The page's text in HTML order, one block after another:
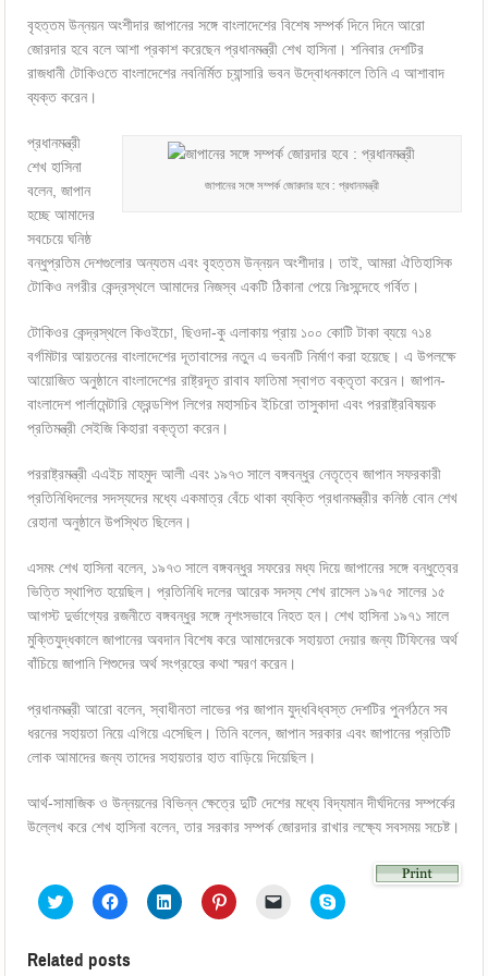
বৃহত্তম উন্নয়ন অংশীদার জাপানের সঙ্গে বাংলাদেশের বিশেষ সম্পর্ক দিনে দিনে আরো
জোরদার হবে বলে আশা প্রকাশ করেছেন প্রধানমন্ত্রী শেখ হাসিনা। শনিবার দেশটির
রাজধানী টোকিওতে বাংলাদেশের নবনির্মিত চ্যান্সারি ভবন উদ্বোধনকালে তিনি এ আশাবাদ
ব্যক্ত করেন।
জাপানের সঙ্গে সম্পর্ক জোরদার হবে : প্রধানমন্ত্রী
প্রধানমন্ত্রী
শেখ হাসিনা
বলেন, জাপান
হচ্ছে আমাদের
সবচেয়ে ঘনিষ্ঠ
বন্ধুপ্রতিম দেশগুলোর অন্যতম এবং বৃহত্তম উন্নয়ন অংশীদার। তাই, আমরা ঐতিহাসিক
টোকিও নগরীর কেন্দ্রস্থলে আমাদের নিজস্ব একটি ঠিকানা পেয়ে নিঃসন্দেহে গর্বিত।
টোকিওর কেন্দ্রস্থলে কিওইচো, ছিওদা-কু এলাকায় প্রায় ১০০ কোটি টাকা ব্যয়ে ৭১৪
বর্গমিটার আয়তনের বাংলাদেশের দূতাবাসের নতুন এ ভবনটি নির্মাণ করা হয়েছে। এ উপলক্ষে
আয়োজিত অনুষ্ঠানে বাংলাদেশের রাষ্ট্রদূত রাবাব ফাতিমা স্বাগত বক্তৃতা করেন। জাপান-
বাংলাদেশ পার্লামেন্টারি ফ্রেন্ডশিপ লিগের মহাসচিব ইচিরো তাসুকাদা এবং পররাষ্ট্রবিষয়ক
প্রতিমন্ত্রী সেইজি কিহারা বক্তৃতা করেন।
পররাষ্ট্রমন্ত্রী এএইচ মাহমুদ আলী এবং ১৯৭৩ সালে বঙ্গবন্ধুর নেতৃত্বে জাপান সফরকারী
প্রতিনিধিদলের সদস্যদের মধ্যে একমাত্র বেঁচে থাকা ব্যক্তি প্রধানমন্ত্রীর কনিষ্ঠ বোন শেখ
রেহানা অনুষ্ঠানে উপস্থিত ছিলেন।
এসমং শেখ হাসিনা বলেন, ১৯৭৩ সালে বঙ্গবন্ধুর সফরের মধ্য দিয়ে জাপানের সঙ্গে বন্ধুত্বের
ভিত্তি স্থাপিত হয়েছিল। প্রতিনিধি দলের আরেক সদস্য শেখ রাসেল ১৯৭৫ সালের ১৫
আগস্ট দুর্ভাগ্যের রজনীতে বঙ্গবন্ধুর সঙ্গে নৃশংসভাবে নিহত হন। শেখ হাসিনা ১৯৭১ সালে
মুক্তিযুদ্ধকালে জাপানের অবদান বিশেষ করে আমাদেরকে সহায়তা দেয়ার জন্য টিফিনের অর্থ
বাঁচিয়ে জাপানি শিশুদের অর্থ সংগ্রহের কথা স্মরণ করেন।
প্রধানমন্ত্রী আরো বলেন, স্বাধীনতা লাভের পর জাপান যুদ্ধবিধ্বস্ত দেশটির পুনর্গঠনে সব
ধরনের সহায়তা নিয়ে এগিয়ে এসেছিল। তিনি বলেন, জাপান সরকার এবং জাপানের প্রতিটি
লোক আমাদের জন্য তাদের সহায়তার হাত বাড়িয়ে দিয়েছিল।
আর্থ-সামাজিক ও উন্নয়নের বিভিন্ন ক্ষেত্রে দুটি দেশের মধ্যে বিদ্যমান দীর্ঘদিনের সম্পর্কের
উল্লেখ করে শেখ হাসিনা বলেন, তার সরকার সম্পর্ক জোরদার রাখার লক্ষ্যে সবসময় সচেষ্ট।
Click
to
Twitter
(Opens
Click
to
Facebook
(Opens
Click
to
Click
to
Click Click
to
Related posts